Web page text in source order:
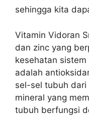
sehingga kita
Vitamin Vidoran
dan zinc yang
kesehatan
adalah
sel-sel tubuh dari
mineral yang
tubuh berfungsi